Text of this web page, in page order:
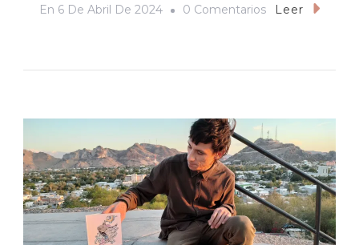
En 6 De Abril De 2024 0 ComentariosEn
Noches
Leer